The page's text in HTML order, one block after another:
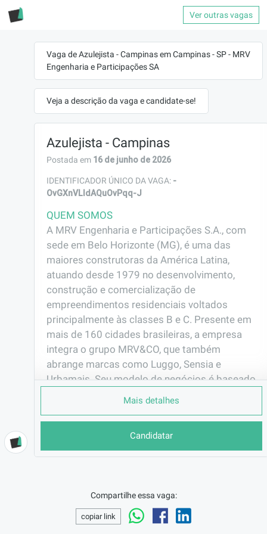
Ver outras vagas
Vaga de Azulejista - Campinas em Campinas - SP - MRV
Engenharia e Participações SA
Veja a descrição da vaga e candidate-se!
Azulejista - Campinas
Postada em 16 de junho de 2026
IDENTIFICADOR ÚNICO DA VAGA: -
OvGXnVLldAQuOvPqq-J
QUEM SOMOS
A MRV Engenharia e Participações S.A., com
sede em Belo Horizonte (MG), é uma das
maiores construtoras da América Latina,
atuando desde 1979 no desenvolvimento,
construção e comercialização de
empreendimentos residenciais voltados
principalmente às classes B e C. Presente em
mais de 160 cidades brasileiras, a empresa
integra o grupo MRV&CO, que também
abrange marcas como Luggo, Sensia e
Urbamais. Seu modelo de negócios é baseado
em padronização, inovação e sustentabilidade,
qualidade e eficiência construtiva.
Campinas/SP
CONTRATO
CLT (Efetivo)
Candidatar
Mais detalhes
Compartilhe essa vaga:
copiar link